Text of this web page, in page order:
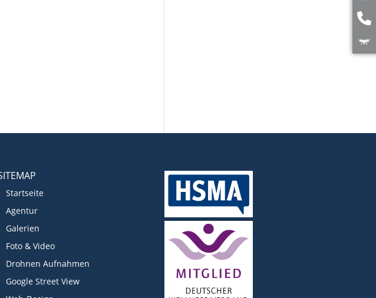
Startseite
Agentur
Galerien
Foto & Video
Drohnen Aufnahmen
Google Street View